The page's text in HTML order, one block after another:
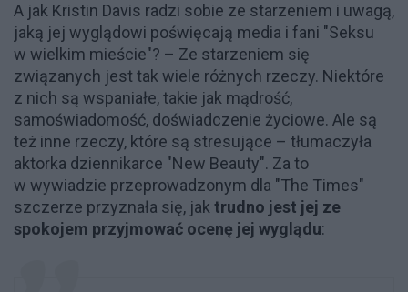
A jak Kristin Davis radzi sobie ze starzeniem i uwagą,
jaką jej wyglądowi poświęcają media i fani "Seksu
w wielkim mieście"? – Ze starzeniem się
związanych jest tak wiele różnych rzeczy. Niektóre
z nich są wspaniałe, takie jak mądrość,
samoświadomość, doświadczenie życiowe. Ale są
też inne rzeczy, które są stresujące – tłumaczyła
aktorka dziennikarce "New Beauty". Za to
w wywiadzie przeprowadzonym dla "The Times"
szczerze przyznała się, jaktrudno jest jej ze
spokojem przyjmować ocenę jej wyglądu: